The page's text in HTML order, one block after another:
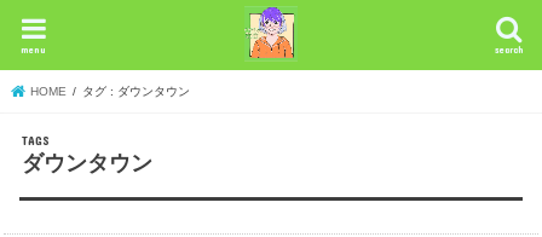
search
menu
HOME タグ : ダウンタウン
ダウンタウン